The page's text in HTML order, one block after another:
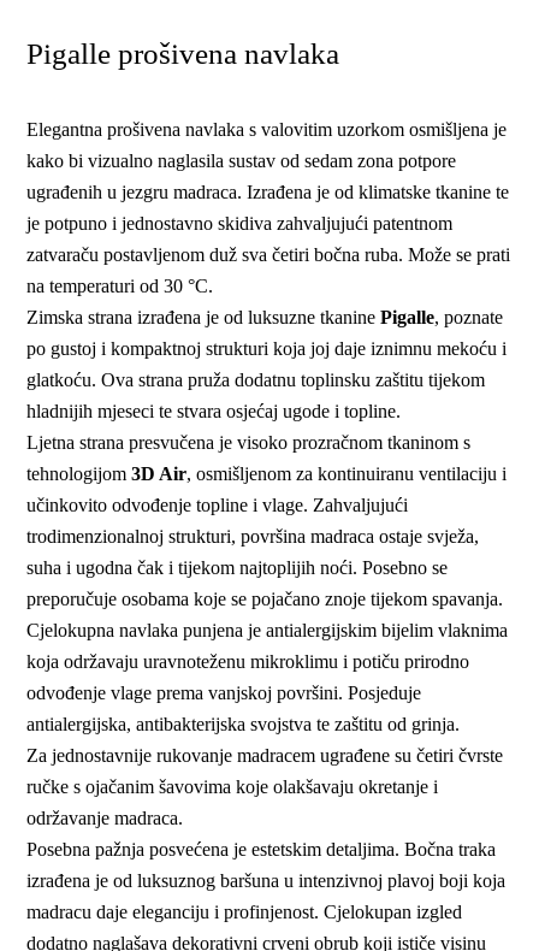
Pigalle prošivena navlaka
Elegantna prošivena navlaka s valovitim uzorkom osmišljena je
kako bi vizualno naglasila sustav od sedam zona potpore
ugrađenih u jezgru madraca. Izrađena je od klimatske tkanine te
je potpuno i jednostavno skidiva zahvaljujući patentnom
zatvaraču postavljenom duž sva četiri bočna ruba. Može se prati
na temperaturi od 30 °C.
Zimska strana izrađena je od luksuzne tkanine Pigalle, poznate
po gustoj i kompaktnoj strukturi koja joj daje iznimnu mekoću i
glatkoću. Ova strana pruža dodatnu toplinsku zaštitu tijekom
hladnijih mjeseci te stvara osjećaj ugode i topline.
Ljetna strana presvučena je visoko prozračnom tkaninom s
tehnologijom 3D Air, osmišljenom za kontinuiranu ventilaciju i
učinkovito odvođenje topline i vlage. Zahvaljujući
trodimenzionalnoj strukturi, površina madraca ostaje svježa,
suha i ugodna čak i tijekom najtoplijih noći. Posebno se
preporučuje osobama koje se pojačano znoje tijekom spavanja.
Cjelokupna navlaka punjena je antialergijskim bijelim vlaknima
koja održavaju uravnoteženu mikroklimu i potiču prirodno
odvođenje vlage prema vanjskoj površini. Posjeduje
antialergijska, antibakterijska svojstva te zaštitu od grinja.
Za jednostavnije rukovanje madracem ugrađene su četiri čvrste
ručke s ojačanim šavovima koje olakšavaju okretanje i
održavanje madraca.
Posebna pažnja posvećena je estetskim detaljima. Bočna traka
izrađena je od luksuznog baršuna u intenzivnoj plavoj boji koja
madracu daje eleganciju i profinjenost. Cjelokupan izgled
dodatno naglašava dekorativni crveni obrub koji ističe visinu